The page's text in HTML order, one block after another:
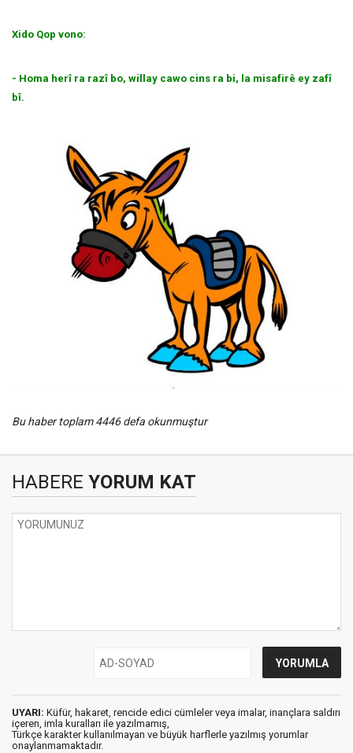
Xido Qop vono:
- Homa herî ra razî bo, willay cawo cins ra bi, la misafirê ey zafî
bî.
Bu haber toplam 4446 defa okunmuştur
HABERE YORUM KAT
UYARI: Küfür, hakaret, rencide edici cümleler veya imalar, inançlara saldırı
içeren, imla kuralları ile yazılmamış,
Türkçe karakter kullanılmayan ve büyük harflerle yazılmış yorumlar
onaylanmamaktadır.